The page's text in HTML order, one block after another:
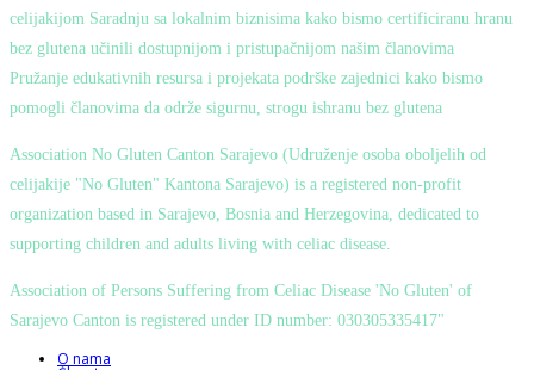
celijakijom Saradnju sa lokalnim biznisima kako bismo certificiranu hranu
bez glutena učinili dostupnijom i pristupačnijom našim članovima
Pružanje edukativnih resursa i projekata podrške zajednici kako bismo
pomogli članovima da održe sigurnu, strogu ishranu bez glutena
Association No Gluten Canton Sarajevo (Udruženje osoba oboljelih od
celijakije "No Gluten" Kantona Sarajevo) is a registered non-profit
organization based in Sarajevo, Bosnia and Herzegovina, dedicated to
supporting children and adults living with celiac disease.
Association of Persons Suffering from Celiac Disease 'No Gluten' of
Sarajevo Canton is registered under ID number: 030305335417"
O nama